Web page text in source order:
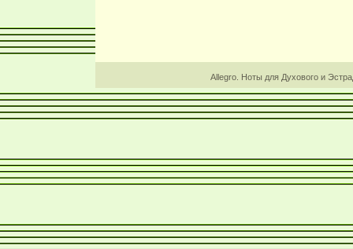
Allegro. Ноты для Духового и